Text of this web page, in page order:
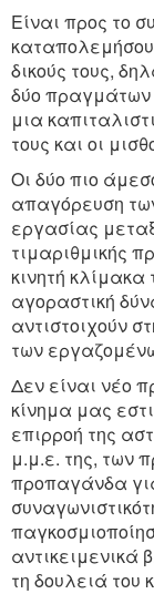
Είναι προς το
δικούς τους,
δύο πραγμάτων
μια
τους και οι
Οι δύο πιο
απαγόρευση
εργασίας
τιμαριθμικής
κινητή
αγοραστική
αντιστοιχούν
των
Δεν είναι νέο
κίνημα μας
επιρροή της
μ.μ.ε. της, των
προπαγάνδα
αντικειμενικά
τη δουλειά του